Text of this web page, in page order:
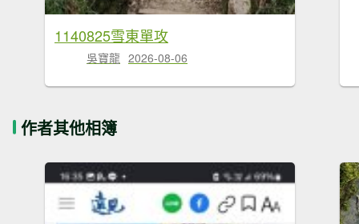
1140825雪東單攻
吳寶龍 2026-08-06
作者其他相簿